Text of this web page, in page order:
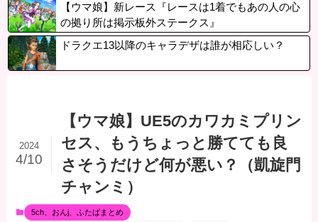
【ウマ娘】新レース『レースは1着でもあの人の心
の拠り所は掲示板外ステークス』
ドラクエ13以降のキャラデザは誰が相応しい？
【ウマ娘】UE5のカワカミプリン
セス、もうちょっと勝てても良
さそうだけど何が悪い？（凱旋門
チャンミ）
2024
4/10
5ch、おんj、ふたばまとめ